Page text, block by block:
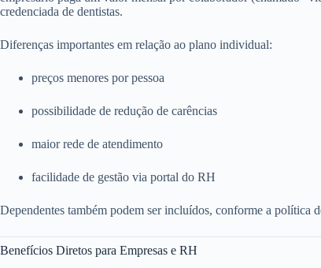
credenciada de dentistas.
Diferenças importantes em relação ao plano individual:
preços menores por pessoa
possibilidade de redução de carências
maior rede de atendimento
facilidade de gestão via portal do RH
Dependentes também podem ser incluídos, conforme a política
Benefícios Diretos para Empresas e RH